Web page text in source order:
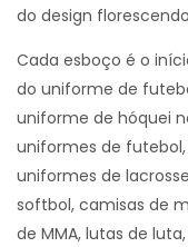
do design
Cada esboço é o
do uniforme de
uniforme de hóquei
uniformes de
uniformes de
softbol, ​​camisas de
de MMA, lutas de